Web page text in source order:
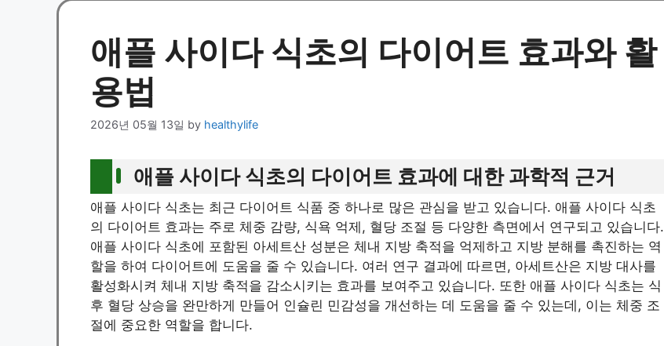
애플 사이다 식초의 다이어트 효과와 활
용법
2026년 05월 13일 by healthylife
애플 사이다 식초의 다이어트 효과에 대한 과학적 근거
애플 사이다 식초는 최근 다이어트 식품 중 하나로 많은 관심을 받고 있습니다. 애플 사이다 식초
의 다이어트 효과는 주로 체중 감량, 식욕 억제, 혈당 조절 등 다양한 측면에서 연구되고 있습니다.
애플 사이다 식초에 포함된 아세트산 성분은 체내 지방 축적을 억제하고 지방 분해를 촉진하는 역
할을 하여 다이어트에 도움을 줄 수 있습니다. 여러 연구 결과에 따르면, 아세트산은 지방 대사를
활성화시켜 체내 지방 축적을 감소시키는 효과를 보여주고 있습니다. 또한 애플 사이다 식초는 식
후 혈당 상승을 완만하게 만들어 인슐린 민감성을 개선하는 데 도움을 줄 수 있는데, 이는 체중 조
절에 중요한 역할을 합니다.